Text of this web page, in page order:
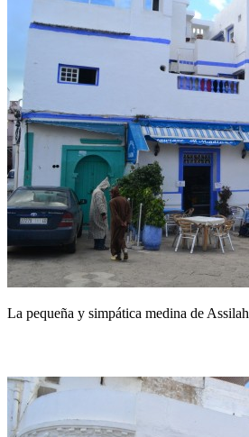
La pequeña y simpática medina de Assilah